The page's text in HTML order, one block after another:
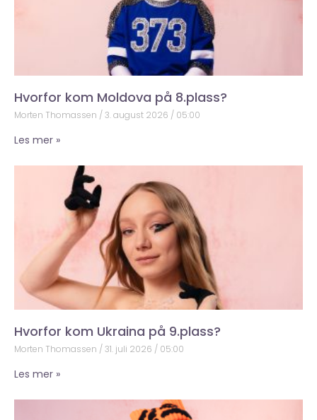
Hvorfor kom Moldova på 8.plass?
Morten Thomassen 3. august 2026 05:00
Les mer »
Hvorfor kom Ukraina på 9.plass?
Morten Thomassen 31. juli 2026 05:00
Les mer »